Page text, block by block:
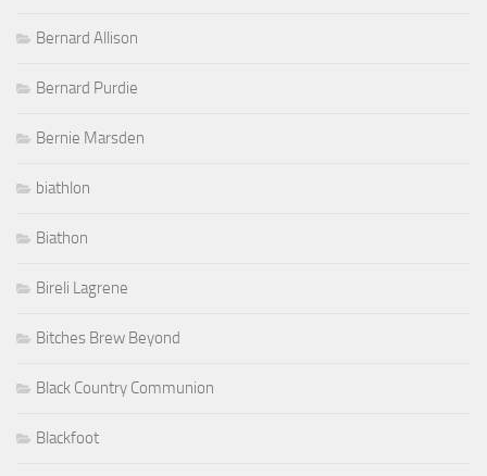
Bernard Allison
Bernard Purdie
Bernie Marsden
biathlon
Biathon
Bireli Lagrene
Bitches Brew Beyond
Black Country Communion
Blackfoot